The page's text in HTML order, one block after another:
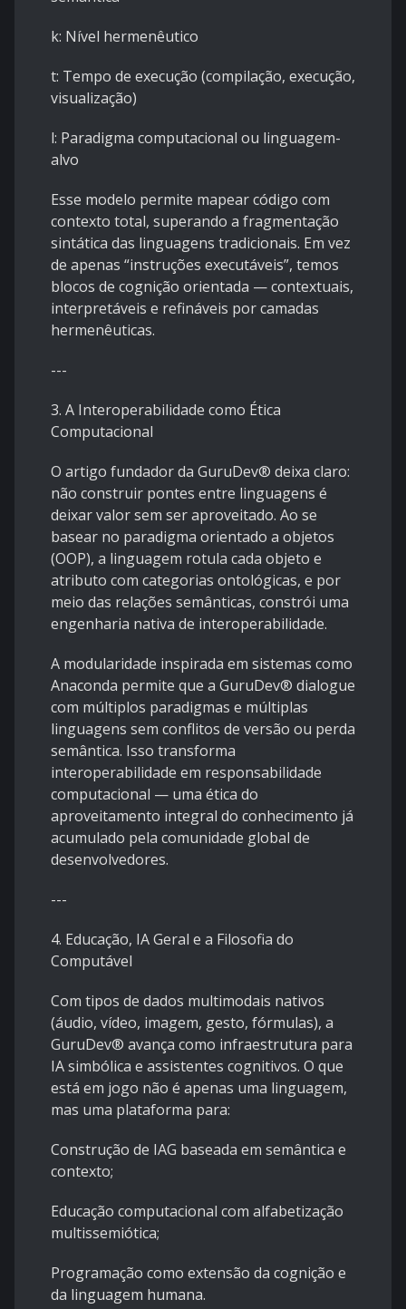
k: Nível hermenêutico
t: Tempo de execução (compilação, execução,
visualização)
l: Paradigma computacional ou linguagem-
alvo
Esse modelo permite mapear código com
contexto total, superando a fragmentação
sintática das linguagens tradicionais. Em vez
de apenas “instruções executáveis”, temos
blocos de cognição orientada — contextuais,
interpretáveis e refináveis por camadas
hermenêuticas.
---
3. A Interoperabilidade como Ética
Computacional
O artigo fundador da GuruDev® deixa claro:
não construir pontes entre linguagens é
deixar valor sem ser aproveitado. Ao se
basear no paradigma orientado a objetos
(OOP), a linguagem rotula cada objeto e
atributo com categorias ontológicas, e por
meio das relações semânticas, constrói uma
engenharia nativa de interoperabilidade.
A modularidade inspirada em sistemas como
Anaconda permite que a GuruDev® dialogue
com múltiplos paradigmas e múltiplas
linguagens sem conflitos de versão ou perda
semântica. Isso transforma
interoperabilidade em responsabilidade
computacional — uma ética do
aproveitamento integral do conhecimento já
acumulado pela comunidade global de
desenvolvedores.
---
4. Educação, IA Geral e a Filosofia do
Computável
Com tipos de dados multimodais nativos
(áudio, vídeo, imagem, gesto, fórmulas), a
GuruDev® avança como infraestrutura para
IA simbólica e assistentes cognitivos. O que
está em jogo não é apenas uma linguagem,
mas uma plataforma para:
Construção de IAG baseada em semântica e
contexto;
Educação computacional com alfabetização
multissemiótica;
Programação como extensão da cognição e
da linguagem humana.